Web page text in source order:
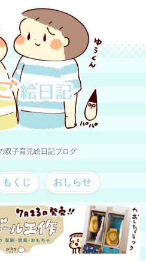
双子育児絵日記ブログ
もくじ おしらせ